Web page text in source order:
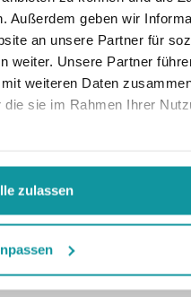
Außerdem geben wir
an unsere Partner für
weiter. Unsere Partner
weiteren Daten
die sie im Rahmen Ihrer
zulassen
Informationen über
wünschen,
Kundendienst über das
unter +31 412 - 406
März 2023 unter
die Dreumex